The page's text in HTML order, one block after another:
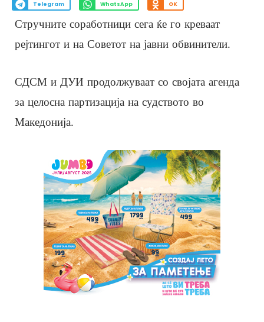
Telegram WhatsApp OK
Стручните соработници сега ќе го креваат
рејтингот и на Советот на јавни обвинители.
СДСМ и ДУИ продолжуваат со својата агенда
за целосна партизација на судството во
Македонија.